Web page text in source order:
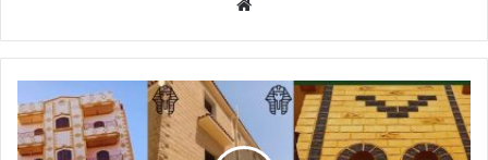
ق
ع
ا
ل